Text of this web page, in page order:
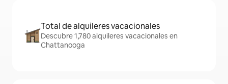
Total de alquileres vacacionales
Descubre 1,780 alquileres vacacionales en
Chattanooga